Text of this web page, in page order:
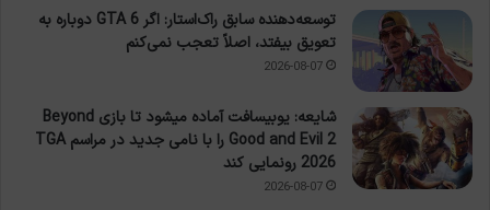
توسعه‌دهنده سابق راک‌استار: اگر GTA 6 دوباره به
تعویق بیفتد، اصلاً تعجب نمی‌کنم
2026-08-07
شایعه: یوبیسافت آماده میشود تا بازی Beyond
Good and Evil 2 را با نامی جدید در مراسم TGA
2026 رونمایی کند
2026-08-07